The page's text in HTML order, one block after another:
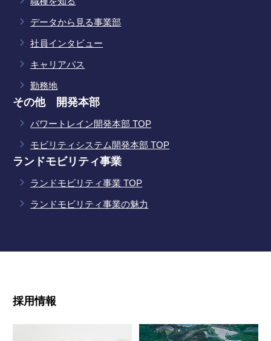
データから見る事業部
社員インタビュー
キャリアパス
勤務地
その他 開発本部
パワートレイン開発本部 TOP
モビリティシステム開発本部 TOP
ランドモビリティ事業
ランドモビリティ事業 TOP
ランドモビリティ事業の魅力
採用情報